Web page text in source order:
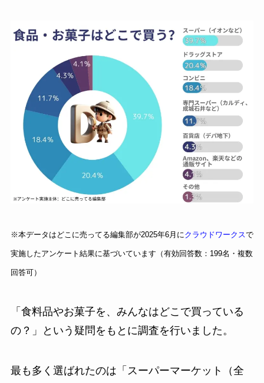
※本データはどこに売ってる編集部が2025年6月にクラウドワークスで
実施したアンケート結果に基づいています（有効回答数：199名・複数
回答可）
「食料品やお菓子を、みんなはどこで買っている
の？」という疑問をもとに調査を行いました。
最も多く選ばれたのは「スーパーマーケット（全